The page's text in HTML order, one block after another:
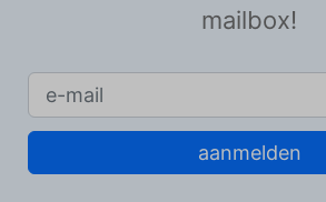
mailbox!
aanmelden